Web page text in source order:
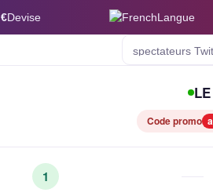
€Devise Langue
spect
Code promo
1